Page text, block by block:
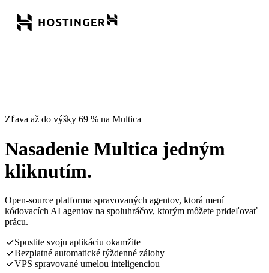
Zľava až do výšky 69 % na Multica
Nasadenie Multica jedným
kliknutím.
Open-source platforma spravovaných agentov, ktorá mení
kódovacích AI agentov na spoluhráčov, ktorým môžete prideľovať
prácu.
Spustite svoju aplikáciu okamžite
Bezplatné automatické týždenné zálohy
VPS spravované umelou inteligenciou